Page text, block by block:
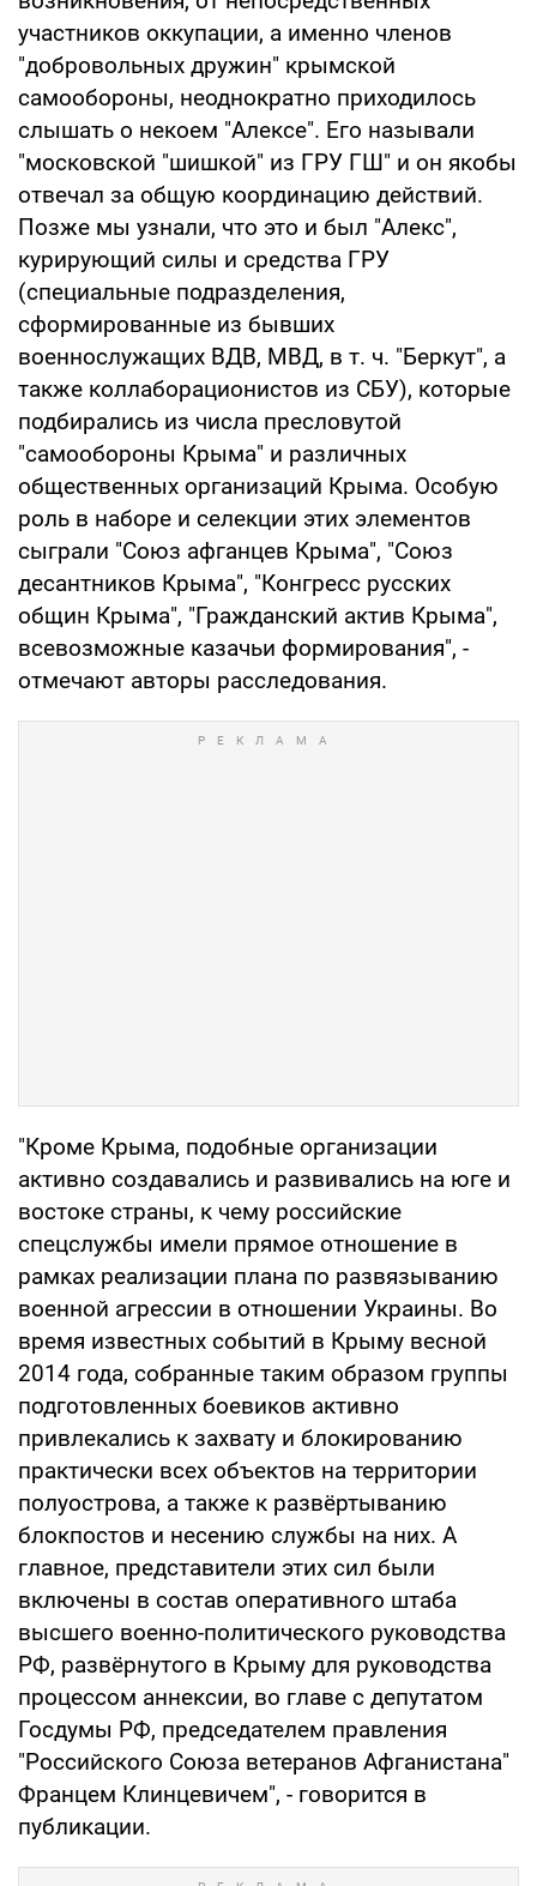
участников оккупации, а именно членов
"добровольных дружин" крымской
самообороны, неоднократно приходилось
слышать о некоем "Алексе". Его называли
"московской "шишкой" из ГРУ ГШ" и он якобы
отвечал за общую координацию действий.
Позже мы узнали, что это и был "Алекс",
курирующий силы и средства ГРУ
(специальные подразделения,
сформированные из бывших
военнослужащих ВДВ, МВД, в т. ч. "Беркут", а
также коллаборационистов из СБУ), которые
подбирались из числа пресловутой
"самообороны Крыма" и различных
общественных организаций Крыма. Особую
роль в наборе и селекции этих элементов
сыграли "Союз афганцев Крыма", "Союз
десантников Крыма", "Конгресс русских
общин Крыма", "Гражданский актив Крыма",
всевозможные казачьи формирования", -
отмечают авторы расследования.
"Кроме Крыма, подобные организации
активно создавались и развивались на юге и
востоке страны, к чему российские
спецслужбы имели прямое отношение в
рамках реализации плана по развязыванию
военной агрессии в отношении Украины. Во
время известных событий в Крыму весной
2014 года, собранные таким образом группы
подготовленных боевиков активно
привлекались к захвату и блокированию
практически всех объектов на территории
полуострова, а также к развёртыванию
блокпостов и несению службы на них. А
главное, представители этих сил были
включены в состав оперативного штаба
высшего военно-политического руководства
РФ, развёрнутого в Крыму для руководства
процессом аннексии, во главе с депутатом
Госдумы РФ, председателем правления
"Российского Союза ветеранов Афганистана"
Францем Клинцевичем", - говорится в
публикации.